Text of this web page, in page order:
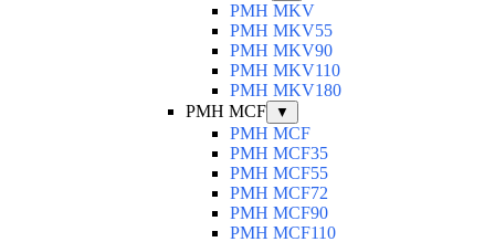
PMH MKV
PMH MKV55
PMH MKV90
PMH MKV110
PMH MKV180
PMH MCF
▼
PMH MCF
PMH MCF35
PMH MCF55
PMH MCF72
PMH MCF90
PMH MCF110